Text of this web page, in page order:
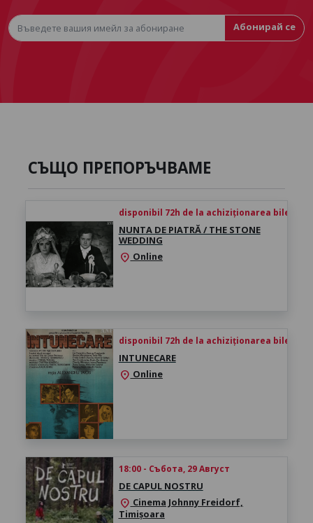
Абонирай се
СЪЩО ПРЕПОРЪЧВАМЕ
disponibil 72h de la achiziționarea biletului
NUNTA DE PIATRĂ / THE STONE
WEDDING
location_on Online
disponibil 72h de la achiziționarea biletului
INTUNECARE
location_on Online
18:00 - Събота, 29 Август
DE CAPUL NOSTRU
location_on Cinema Johnny Freidorf,
Timișoara